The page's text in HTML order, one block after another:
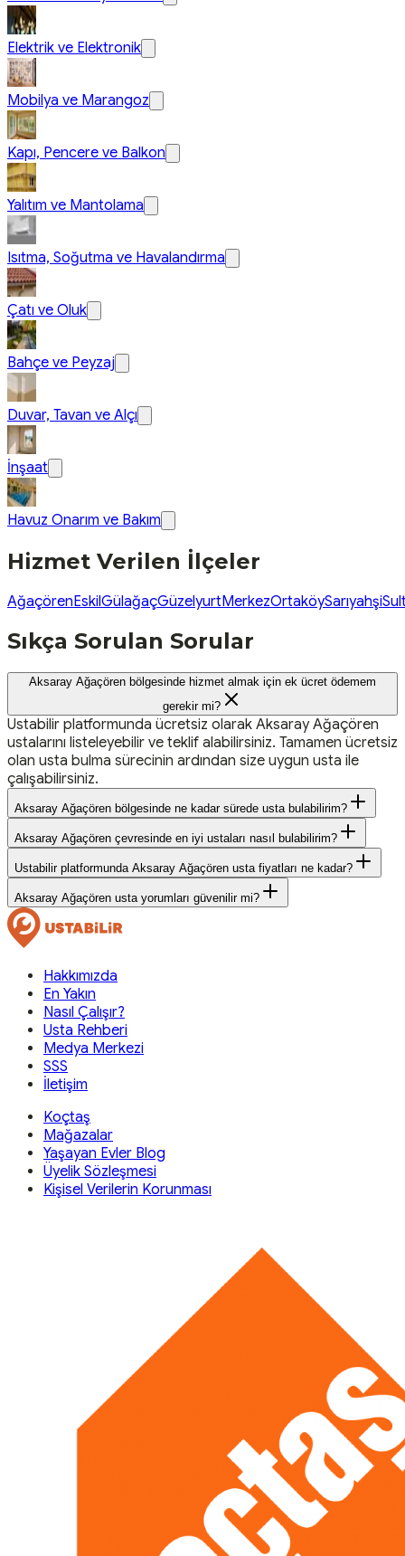
Elektrik ve Elektronik
Mobilya ve Marangoz
Kapı, Pencere ve Balkon
Yalıtım ve Mantolama
Isıtma, Soğutma ve Havalandırma
Çatı ve Oluk
Bahçe ve Peyzaj
Duvar, Tavan ve Alçı
İnşaat
Havuz Onarım ve Bakım
Hizmet Verilen İlçeler
AğaçörenEskilGülağaçGüzelyurtMerkezOrtaköySarıyahşi
Sıkça Sorulan Sorular
Aksaray Ağaçören bölgesinde hizmet almak için ek ücret ödemem
gerekir mi?
Ustabilir platformunda ücretsiz olarak Aksaray Ağaçören
ustalarını listeleyebilir ve teklif alabilirsiniz. Tamamen ücretsiz
olan usta bulma sürecinin ardından size uygun usta ile
çalışabilirsiniz.
Aksaray Ağaçören bölgesinde ne kadar sürede usta bulabilirim?
Aksaray Ağaçören çevresinde en iyi ustaları nasıl bulabilirim?
Ustabilir platformunda Aksaray Ağaçören usta fiyatları ne kadar?
Aksaray Ağaçören usta yorumları güvenilir mi?
Hakkımızda
En Yakın
Nasıl Çalışır?
Usta Rehberi
Medya Merkezi
SSS
İletişim
Koçtaş
Mağazalar
Yaşayan Evler Blog
Üyelik Sözleşmesi
Kişisel Verilerin Korunması